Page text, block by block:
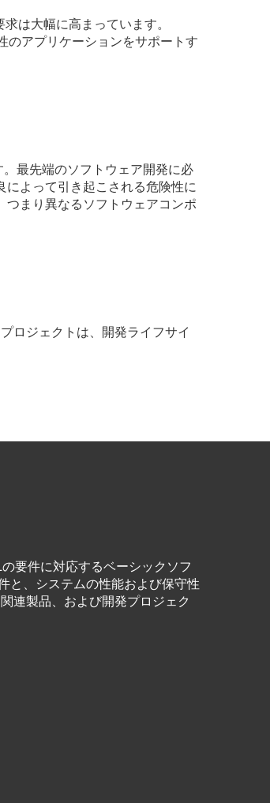
は大幅に高まっています。
のアプリケーションをサポートす
最先端のソフトウェア開発に必
よって引き起こされる危険性に
つまり異なるソフトウェアコンポ
ロジェクトは、開発ライフサイ
要件に対応するベーシックソフ
と、システムの性能および保守性
連製品、および開発プロジェク